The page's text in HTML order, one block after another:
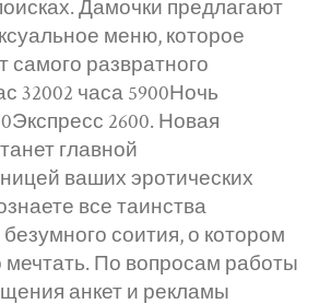
Дамочки предлагают
меню, которое
самого развратного
32002 часа 5900Ночь
2600. Новая
главной
ваших эротических
все таинства
безумного соития, о котором
мечтать. По вопросам работы
анкет и рекламы